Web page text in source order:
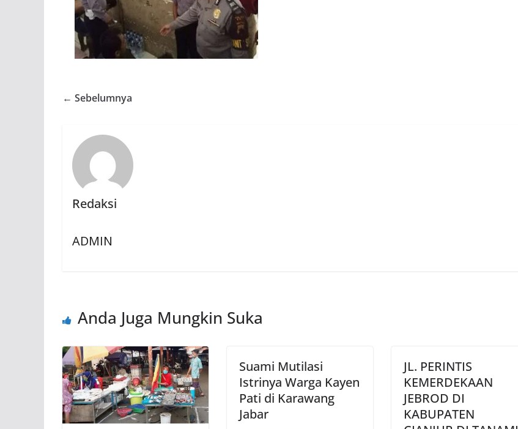
← Sebelumnya
Redaksi
ADMIN
Anda Juga Mungkin Suka
Suami Mutilasi
Istrinya Warga Kayen
Pati di Karawang
Jabar
JL. PERINTIS
KEMERDEKAAN
JEBROD DI
KABUPATEN